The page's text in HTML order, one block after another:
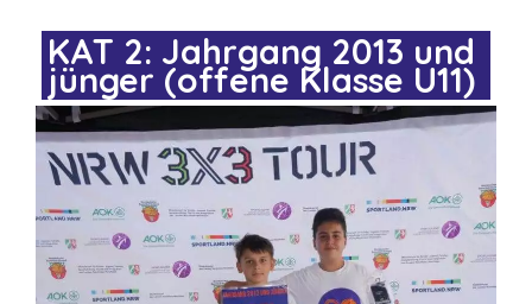
KAT 2: Jahrgang 2013 und
jünger (offene Klasse U11)